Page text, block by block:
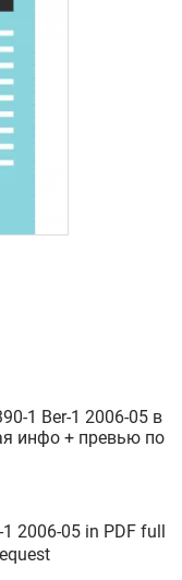
1 Ber-1 2006-05 в
инфо + превью по
2006-05 in PDF full